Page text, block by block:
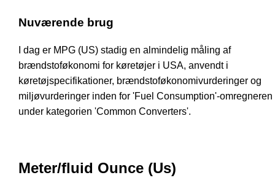
Nuværende brug
I dag er MPG (US) stadig en almindelig måling af
brændstoføkonomi for køretøjer i USA, anvendt i
køretøjspecifikationer, brændstoføkonomivurderinger og
miljøvurderinger inden for 'Fuel Consumption'-omregneren
under kategorien 'Common Converters'.
Meter/fluid Ounce (Us)